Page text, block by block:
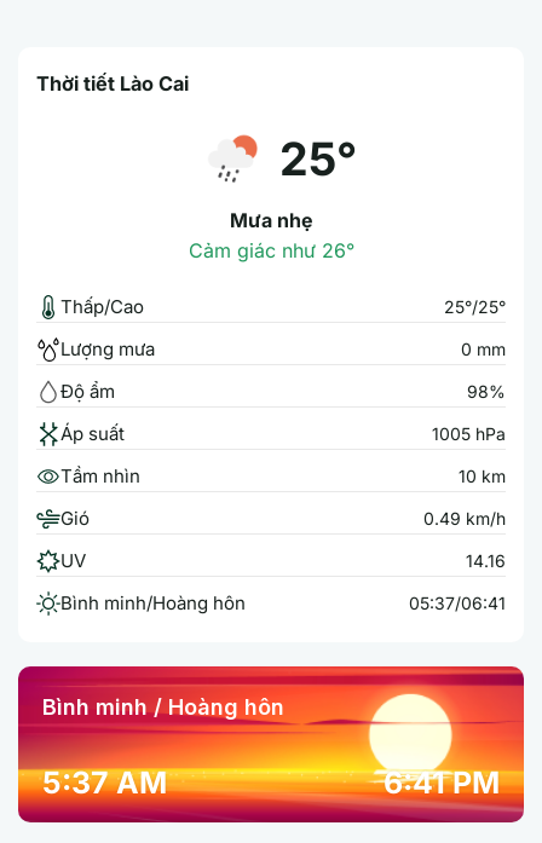
Thời tiết Lào Cai
25°
Mưa nhẹ
Cảm giác như 26°
Thấp/Cao 25°/25°
Lượng mưa 0 mm
Độ ẩm 98%
Áp suất 1005 hPa
Tầm nhìn 10 km
Gió 0.49 km/h
UV 14.16
Bình minh/Hoàng hôn 05:37/06:41
Bình minh / Hoàng hôn
5:37 AM 6:41 PM